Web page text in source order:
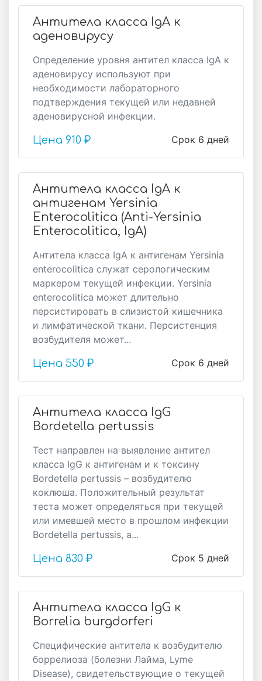
Антитела класса IgA к
аденовирусу
Определение уровня антител класса IgA к
аденовирусу используют при
необходимости лабораторного
подтверждения текущей или недавней
аденовирусной инфекции.
Срок 6 дней
Цена 910 ₽
Антитела класса IgA к
антигенам Yersinia
Enterocolitica (Аnti-Yersinia
Enterocolitica, IgA)
Антитела класса IgA к антигенам Yersinia
enterocolitica служат серологическим
маркером текущей инфекции. Yersinia
enterocolitica может длительно
персистировать в слизистой кишечника
и лимфатической ткани. Персистенция
возбудителя может...
Срок 6 дней
Цена 550 ₽
Антитела класса IgG
Bordetella pertussis
Тест направлен на выявление антител
класса IgG к антигенам и к токсину
Bordetella pertussis – возбудителю
коклюша. Положительный результат
теста может определяться при текущей
или имевшей место в прошлом инфекции
Bordetella pertussis, а...
Срок 5 дней
Цена 830 ₽
Антитела класса IgG к
Borrelia burgdorferi
Специфические антитела к возбудителю
боррелиоза (болезни Лайма, Lyme
Disease), свидетельствующие о текущей